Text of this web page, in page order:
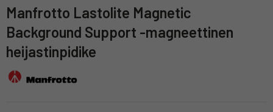
Manfrotto Lastolite Magnetic
Background Support -magneettinen
heijastinpidike